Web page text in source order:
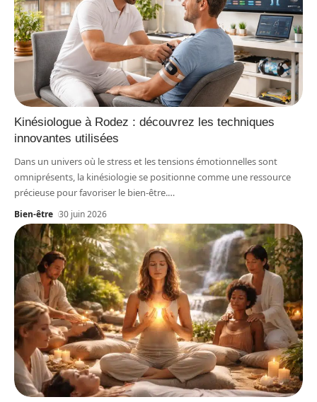
Kinésiologue à Rodez : découvrez les techniques
innovantes utilisées
Dans un univers où le stress et les tensions émotionnelles sont
omniprésents, la kinésiologie se positionne comme une ressource
précieuse pour favoriser le bien-être.…
Bien-être 30 juin 2026